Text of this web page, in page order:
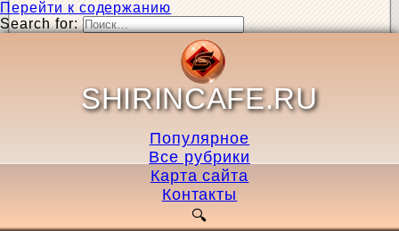
Перейти к содержанию
Search for:
SHIRINCAFE.RU
Популярное
Все рубрики
Карта сайта
Контакты